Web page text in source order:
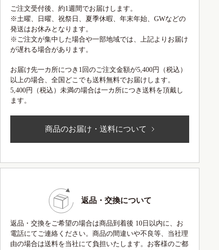
ご注文受付後、約1週間でお届けします。
※土曜、日曜、祝祭日、夏季休暇、年末年始、GWなどの
発送はお休みとなります。
※ご注文が集中した場合や一部地域では、上記よりお届け
が遅れる場合があります。
お届け先一カ所につき1回のご注文金額が5,400円（税込）
以上の場合、全国どこでも送料無料でお届けします。
5,400円（税込）未満の場合は一カ所につき送料を頂戴し
ます。
商品のお届け・送料について
返品・交換について
返品・交換をご希望の場合は商品到着後 10日以内に、お
電話にてご連絡ください。商品の間違いや不良等、当社理
由の場合は送料を当社にて負担いたします。お客様のご都